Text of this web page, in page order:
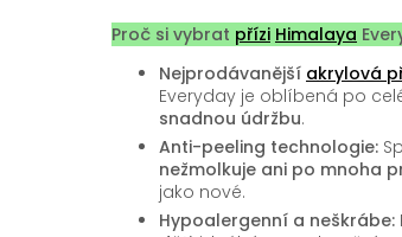
Proč si vybrat přízi Himalaya
Nejprodávanější akrylová
Everyday je oblíbená po
snadnou údržbu.
Anti-peeling technologie:
nežmolkuje ani po mnoha
jako nové.
Hypoalergenní a neškrábe: